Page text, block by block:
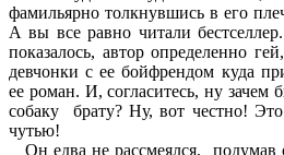
фамильярно толкнувшись в его
А вы все равно читали
показалось, автор определенно
девчонки с ее бойфрендом куда
ее роман. И, согласитесь, ну зачем
собаку брату? Ну, вот честно!
чутью!
Он едва не рассмеялся, подумав